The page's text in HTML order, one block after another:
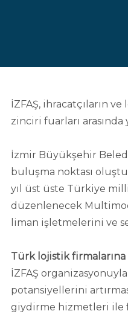
İZFAŞ, ihracatçıların
zinciri fuarları
İzmir Büyükşehir
buluşma noktası
yıl üst üste Türkiye
düzenlenecek
liman işletmelerini ve
Türk lojistik
İZFAŞ
potansiyellerini
giydirme hizmetleri ile